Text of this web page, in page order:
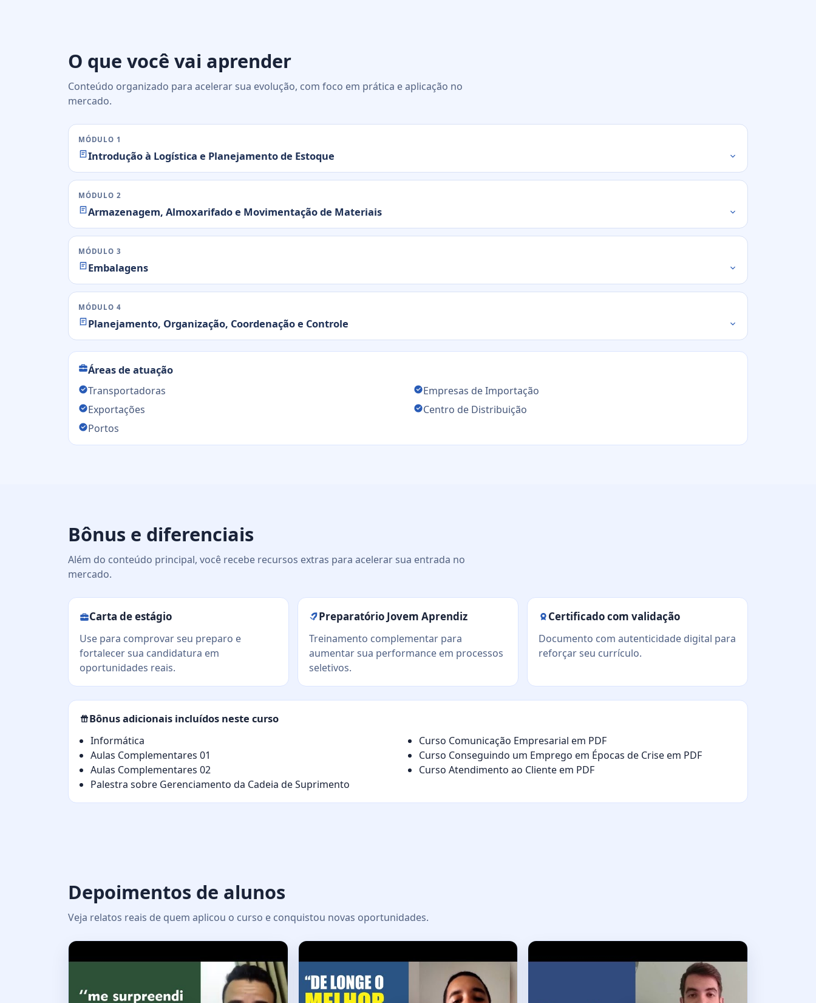
O que você vai aprender
Conteúdo organizado para acelerar sua evolução, com foco em prática e aplicação no
mercado.
MÓDULO 1
Introdução à Logística e Planejamento de Estoque
MÓDULO 2
Armazenagem, Almoxarifado e Movimentação de Materiais
MÓDULO 3
Embalagens
MÓDULO 4
Planejamento, Organização, Coordenação e Controle
Áreas de atuação
Transportadoras
Empresas de Importação
Exportações
Centro de Distribuição
Portos
Bônus e diferenciais
Além do conteúdo principal, você recebe recursos extras para acelerar sua entrada no
mercado.
Carta de estágio
Use para comprovar seu preparo e
fortalecer sua candidatura em
oportunidades reais.
Preparatório Jovem Aprendiz
Treinamento complementar para
aumentar sua performance em processos
seletivos.
Certificado com validação
Documento com autenticidade digital para
reforçar seu currículo.
Bônus adicionais incluídos neste curso
Informática
Aulas Complementares 01
Aulas Complementares 02
Palestra sobre Gerenciamento da Cadeia de Suprimento
Curso Comunicação Empresarial em PDF
Curso Conseguindo um Emprego em Épocas de Crise em PDF
Curso Atendimento ao Cliente em PDF
Depoimentos de alunos
Veja relatos reais de quem aplicou o curso e conquistou novas oportunidades.